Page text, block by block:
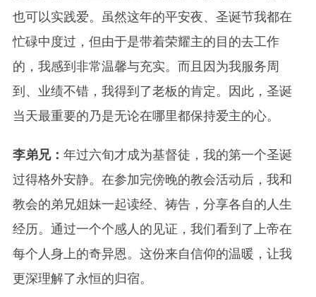
也可以实践爱。虽然这年的平安夜、圣诞节我都在
忙碌中度过，但由于是带着荣耀主的目的去工作
的，我感到非常温馨与充实。而且因为我服务周
到、业绩不错，我得到了老板的肯定。因此，圣诞
当天最重要的乃是无论在哪里都保持爱主的心。
李弟兄： 年过六旬才成为基督徒，我的第一个圣诞
过得格外安静。在参加完傍晚的教会活动后，我和
教会的弟兄姐妹一起读经、祷告，分享各自的人生
经历。通过一个个感人的见证，我们看到了上帝在
每个人身上的奇异恩。这份来自信仰的温暖，让我
更深理解了永恒的归宿。